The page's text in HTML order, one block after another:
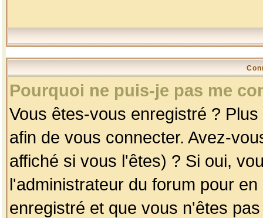
Pourquoi ne puis-je pas me
Vous êtes-vous enregistré ?
afin de vous connecter. Avez-
affiché si vous l'êtes) ? Si oui,
l'administrateur du forum pour
enregistré et que vous n'êtes